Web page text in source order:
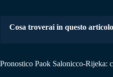
Cosa troverai in questo
Pronostico Paok Salonicco-Rijeka: